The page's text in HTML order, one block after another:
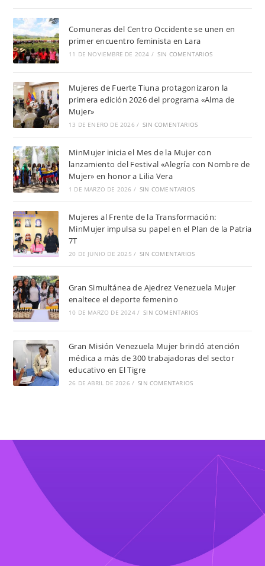
Comuneras del Centro Occidente se unen en
primer encuentro feminista en Lara
11 DE NOVIEMBRE DE 2024 / SIN COMENTARIOS
Mujeres de Fuerte Tiuna protagonizaron la
primera edición 2026 del programa «Alma de
Mujer»
13 DE ENERO DE 2026 / SIN COMENTARIOS
MinMujer inicia el Mes de la Mujer con
lanzamiento del Festival «Alegría con Nombre de
Mujer» en honor a Lilia Vera
1 DE MARZO DE 2026 / SIN COMENTARIOS
Mujeres al Frente de la Transformación:
MinMujer impulsa su papel en el Plan de la Patria
7T
20 DE JUNIO DE 2025 / SIN COMENTARIOS
Gran Simultánea de Ajedrez Venezuela Mujer
enaltece el deporte femenino
10 DE MARZO DE 2024 / SIN COMENTARIOS
Gran Misión Venezuela Mujer brindó atención
médica a más de 300 trabajadoras del sector
educativo en El Tigre
26 DE ABRIL DE 2026 / SIN COMENTARIOS